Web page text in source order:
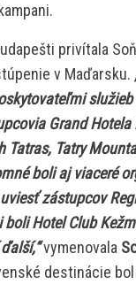
privítala
v Maďarsku.
Grand Hotela
Tatras, Tatry
boli aj viaceré
zástupcov
Hotel Club
vymenovala
destinácie